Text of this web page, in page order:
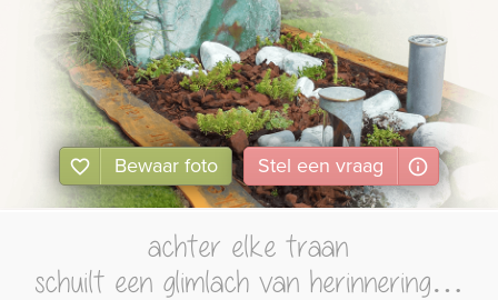
Bewaar foto Stel een vraag
achter elke traan
schuilt een glimlach van herinnering…